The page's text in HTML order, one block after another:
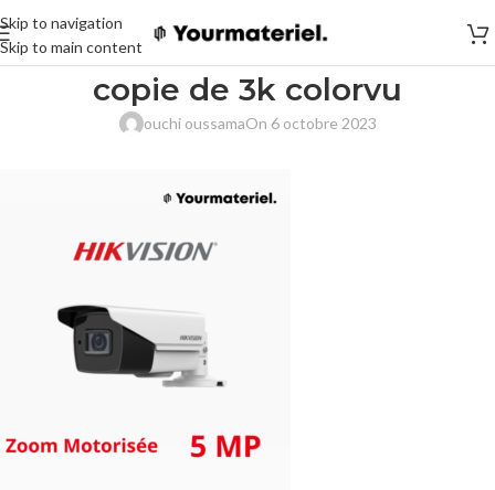
Skip to navigation
Skip to main content
copie de 3k colorvu
ouchi oussamaOn 6 octobre 2023